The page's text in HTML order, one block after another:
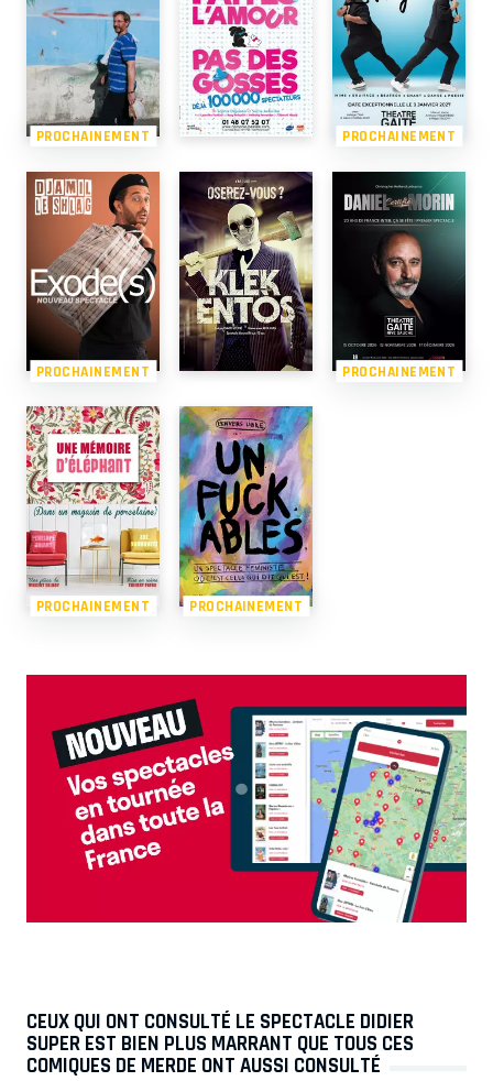
PROCHAINEMENT PROCHAINEMENT
PROCHAINEMENT PROCHAINEMENT
PROCHAINEMENT PROCHAINEMENT
CEUX QUI ONT CONSULTÉ LE SPECTACLE DIDIER
SUPER EST BIEN PLUS MARRANT QUE TOUS CES
COMIQUES DE MERDE ONT AUSSI CONSULTÉ